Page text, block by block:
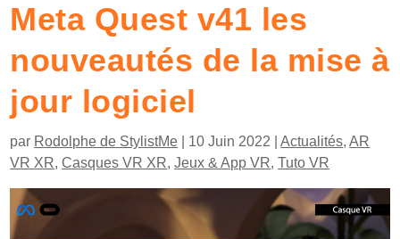
Meta Quest v41 les
nouveautés de la mise à
jour logiciel
par Rodolphe de StylistMe 10 Juin 2022 |Actualités,AR
VR XR,Casques VR XR,Jeux & App VR,Tuto VR